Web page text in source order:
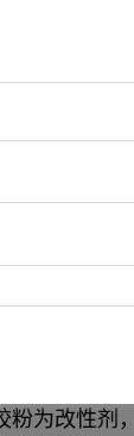
系列
为改性剂